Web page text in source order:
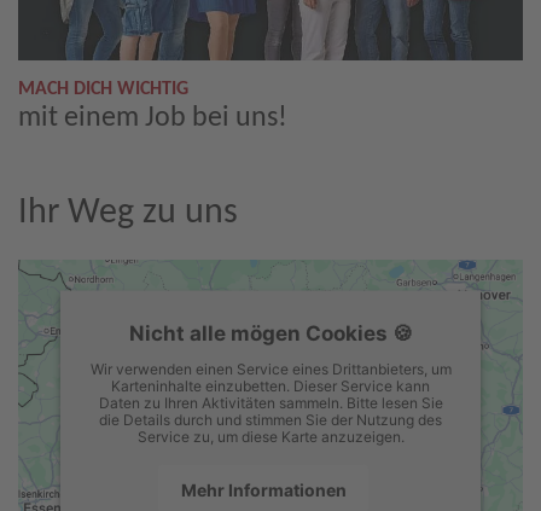
MACH DICH WICHTIG
mit einem Job bei uns!
Ihr Weg zu uns
Nicht alle mögen Cookies 🍪
Wir verwenden einen Service eines Drittanbieters, um
Karteninhalte einzubetten. Dieser Service kann
Daten zu Ihren Aktivitäten sammeln. Bitte lesen Sie
die Details durch und stimmen Sie der Nutzung des
Service zu, um diese Karte anzuzeigen.
Mehr Informationen